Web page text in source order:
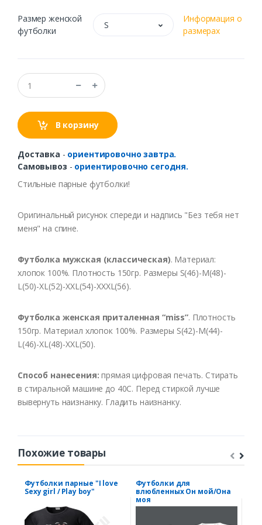
Размер женской
футболки
S
Информация о
размерах
В корзину
Доставка - ориентировочно завтра.
Самовывоз - ориентировочно сегодня.
Стильные парные футболки!
Оригинальный рисунок спереди и надпись "Без тебя нет
меня" на спине.
Футболка мужская (классическая). Материал:
хлопок 100%. Плотность 150гр. Размеры S(46)-M(48)-
L(50)-XL(52)-XXL(54)-XXXL(56).
Футболка женская приталенная “miss”. Плотность
150гр. Материал хлопок 100%. Размеры S(42)-M(44)-
L(46)-XL(48)-XXL(50).
Способ нанесения: прямая цифровая печать. Стирать
в стиральной машине до 40С. Перед стиркой лучше
вывернуть наизнанку. Гладить наизнанку.
Похожие товары
Футболки парные "I love
Sexy girl / Play boy"
Футболки для
влюбленных Он мой/Она
моя